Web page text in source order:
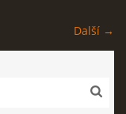
Další →